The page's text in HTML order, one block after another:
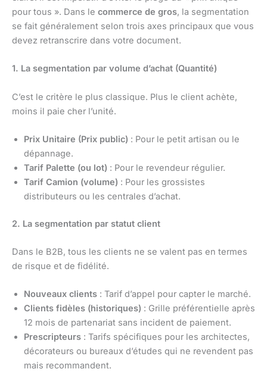
pour tous ». Dans le commerce de gros, la segmentation
se fait généralement selon trois axes principaux que vous
devez retranscrire dans votre document.
1. La segmentation par volume d’achat (Quantité)
C’est le critère le plus classique. Plus le client achète,
moins il paie cher l’unité.
Prix Unitaire (Prix public) : Pour le petit artisan ou le
dépannage.
Tarif Palette (ou lot) : Pour le revendeur régulier.
Tarif Camion (volume) : Pour les grossistes
distributeurs ou les centrales d’achat.
2. La segmentation par statut client
Dans le B2B, tous les clients ne se valent pas en termes
de risque et de fidélité.
Nouveaux clients : Tarif d’appel pour capter le marché.
Clients fidèles (historiques) : Grille préférentielle après
12 mois de partenariat sans incident de paiement.
Prescripteurs : Tarifs spécifiques pour les architectes,
décorateurs ou bureaux d’études qui ne revendent pas
mais recommandent.